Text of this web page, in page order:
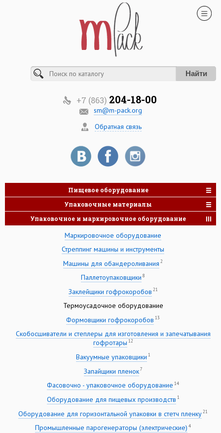
Найти
+7 (863) 204-18-00
sm@m-pack.org
Обратная связь
Пищевое оборудование
Упаковочные материалы
Упаковочное и маркировочное оборудование
Маркировочное оборудование
Стреппинг машины и инструменты
Машины для обандероливания 2
Паллетоупаковщики 8
Заклейщики гофрокоробов 21
Термоусадочное оборудование
Формовщики гофрокоробов 13
Скобосшиватели и степлеры для изготовления и запечатывания
гофротары 12
Вакуумные упаковщики 1
Запайщики пленок 7
Фасовочно - упаковочное оборудование 14
Оборудование для пищевых производств 1
Оборудование для горизонтальной упаковки в стетч пленку21
Промышленные парогенераторы (электрические) 4